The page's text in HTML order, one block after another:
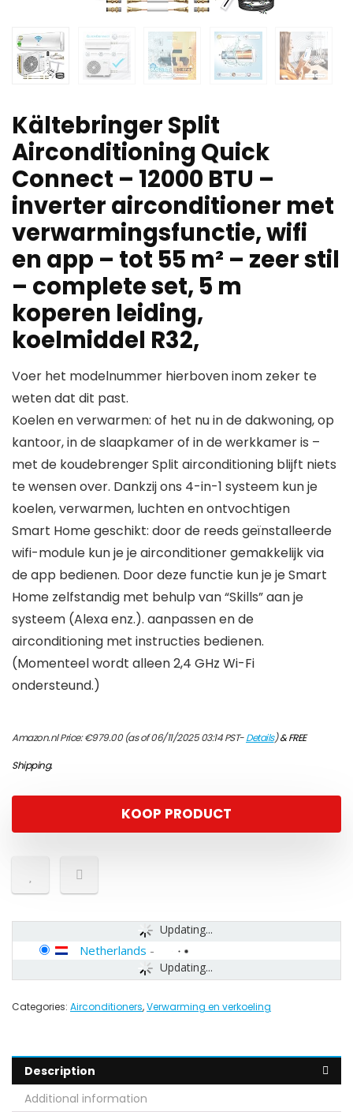
Kältebringer Split
Airconditioning Quick
Connect – 12000 BTU –
inverter airconditioner met
verwarmingsfunctie, wifi
en app – tot 55 m² – zeer stil
– complete set, 5 m
koperen leiding,
koelmiddel R32,
Voer het modelnummer hierboven inom zeker te
weten dat dit past.
Koelen en verwarmen: of het nu in de dakwoning, op
kantoor, in de slaapkamer of in de werkkamer is –
met de koudebrenger Split airconditioning blijft niets
te wensen over. Dankzij ons 4-in-1 systeem kun je
koelen, verwarmen, luchten en ontvochtigen
Smart Home geschikt: door de reeds geïnstalleerde
wifi-module kun je je airconditioner gemakkelijk via
de app bedienen. Door deze functie kun je je Smart
Home zelfstandig met behulp van “Skills” aan je
systeem (Alexa enz.). aanpassen en de
airconditioning met instructies bedienen.
(Momenteel wordt alleen 2,4 GHz Wi-Fi
ondersteund.)
Amazon.nl Price:€979.00(as of 06/11/2025 03:14 PST-Details)&FREE
Shipping.
KOOP PRODUCT
Updating...
Updating...
Netherlands -
Categories: Airconditioners,Verwarming en verkoeling
Description
Additional information